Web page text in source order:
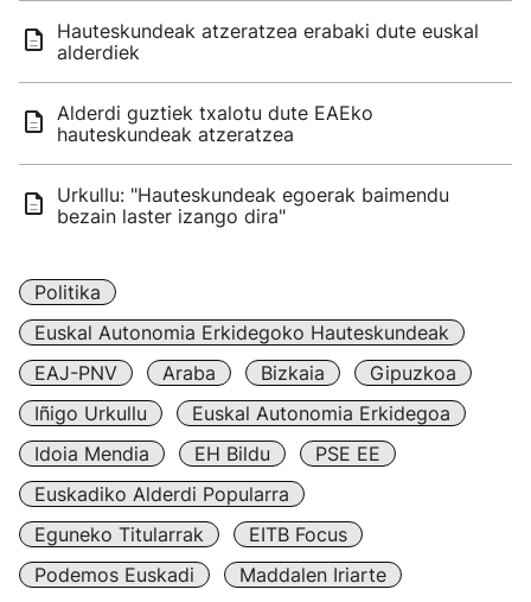
Hauteskundeak atzeratzea erabaki dute euskal
alderdiek
Alderdi guztiek txalotu dute EAEko
hauteskundeak atzeratzea
Urkullu: "Hauteskundeak egoerak baimendu
bezain laster izango dira"
Politika
Euskal Autonomia Erkidegoko Hauteskundeak
EAJ-PNV
Araba Bizkaia
Gipuzkoa
Iñigo Urkullu
Euskal Autonomia Erkidegoa
Idoia Mendia
EH Bildu
PSE EE
Euskadiko Alderdi Popularra
Eguneko Titularrak
EITB Focus
Podemos Euskadi
Maddalen Iriarte